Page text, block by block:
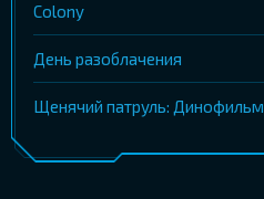
Colony
День разоблачения
Щенячий патруль: Динофильм